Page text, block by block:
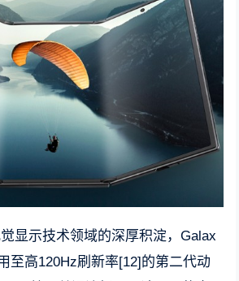
显示技术领域的深厚积淀，Galax
至高120Hz刷新率[12]的第二代动